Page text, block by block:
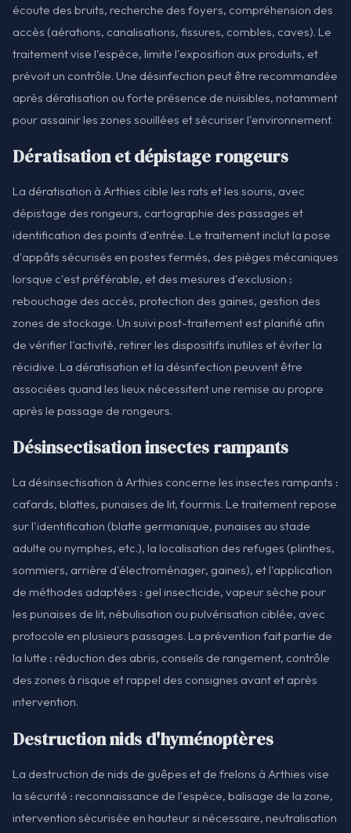
écoute des bruits, recherche des foyers, compréhension des
accès (aérations, canalisations, fissures, combles, caves). Le
traitement vise l'espèce, limite l'exposition aux produits, et
prévoit un contrôle. Une désinfection peut être recommandée
après dératisation ou forte présence de nuisibles, notamment
pour assainir les zones souillées et sécuriser l'environnement.
Dératisation et dépistage rongeurs
La dératisation à Arthies cible les rats et les souris, avec
dépistage des rongeurs, cartographie des passages et
identification des points d'entrée. Le traitement inclut la pose
d'appâts sécurisés en postes fermés, des pièges mécaniques
lorsque c'est préférable, et des mesures d'exclusion :
rebouchage des accès, protection des gaines, gestion des
zones de stockage. Un suivi post-traitement est planifié afin
de vérifier l'activité, retirer les dispositifs inutiles et éviter la
récidive. La dératisation et la désinfection peuvent être
associées quand les lieux nécessitent une remise au propre
après le passage de rongeurs.
Désinsectisation insectes rampants
La désinsectisation à Arthies concerne les insectes rampants :
cafards, blattes, punaises de lit, fourmis. Le traitement repose
sur l'identification (blatte germanique, punaises au stade
adulte ou nymphes, etc.), la localisation des refuges (plinthes,
sommiers, arrière d'électroménager, gaines), et l'application
de méthodes adaptées : gel insecticide, vapeur sèche pour
les punaises de lit, nébulisation ou pulvérisation ciblée, avec
protocole en plusieurs passages. La prévention fait partie de
la lutte : réduction des abris, conseils de rangement, contrôle
des zones à risque et rappel des consignes avant et après
intervention.
Destruction nids d'hyménoptères
La destruction de nids de guêpes et de frelons à Arthies vise
la sécurité : reconnaissance de l'espèce, balisage de la zone,
intervention sécurisée en hauteur si nécessaire, neutralisation